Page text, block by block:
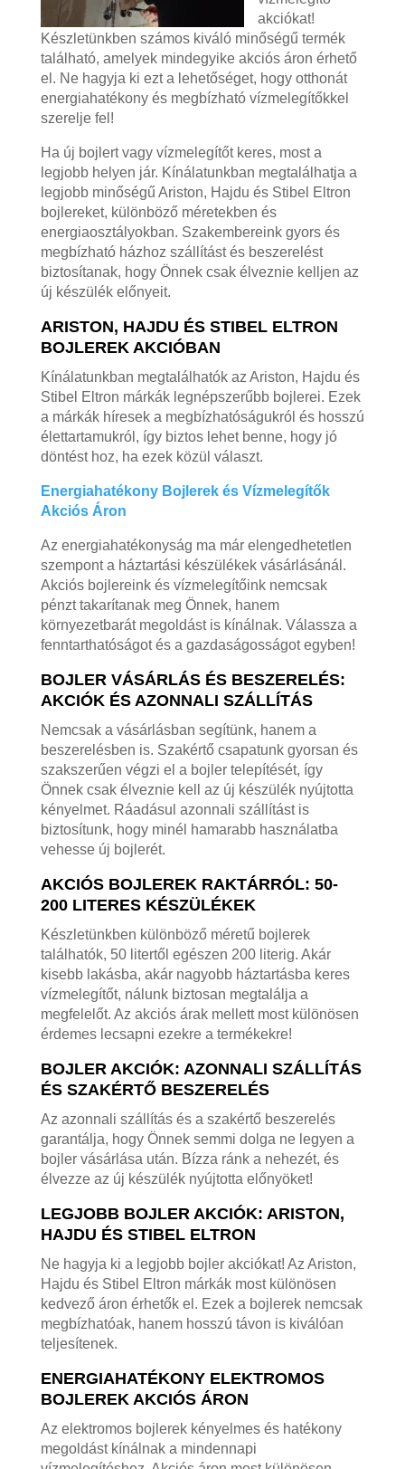
akciókat!
Készletünkben számos kiváló minőségű termék
található, amelyek mindegyike akciós áron érhető
el. Ne hagyja ki ezt a lehetőséget, hogy otthonát
energiahatékony és megbízható vízmelegítőkkel
szerelje fel!
Ha új bojlert vagy vízmelegítőt keres, most a
legjobb helyen jár. Kínálatunkban megtalálhatja a
legjobb minőségű Ariston, Hajdu és Stibel Eltron
bojlereket, különböző méretekben és
energiaosztályokban. Szakembereink gyors és
megbízható házhoz szállítást és beszerelést
biztosítanak, hogy Önnek csak élveznie kelljen az
új készülék előnyeit.
ARISTON, HAJDU ÉS STIBEL ELTRON
BOJLEREK AKCIÓBAN
Kínálatunkban megtalálhatók az Ariston, Hajdu és
Stibel Eltron márkák legnépszerűbb bojlerei. Ezek
a márkák híresek a megbízhatóságukról és hosszú
élettartamukról, így biztos lehet benne, hogy jó
döntést hoz, ha ezek közül választ.
Energiahatékony Bojlerek és Vízmelegítők
Akciós Áron
Az energiahatékonyság ma már elengedhetetlen
szempont a háztartási készülékek vásárlásánál.
Akciós bojlereink és vízmelegítőink nemcsak
pénzt takarítanak meg Önnek, hanem
környezetbarát megoldást is kínálnak. Válassza a
fenntarthatóságot és a gazdaságosságot egyben!
BOJLER VÁSÁRLÁS ÉS BESZERELÉS:
AKCIÓK ÉS AZONNALI SZÁLLÍTÁS
Nemcsak a vásárlásban segítünk, hanem a
beszerelésben is. Szakértő csapatunk gyorsan és
szakszerűen végzi el a bojler telepítését, így
Önnek csak élveznie kell az új készülék nyújtotta
kényelmet. Ráadásul azonnali szállítást is
biztosítunk, hogy minél hamarabb használatba
vehesse új bojlerét.
AKCIÓS BOJLEREK RAKTÁRRÓL: 50-
200 LITERES KÉSZÜLÉKEK
Készletünkben különböző méretű bojlerek
találhatók, 50 litertől egészen 200 literig. Akár
kisebb lakásba, akár nagyobb háztartásba keres
vízmelegítőt, nálunk biztosan megtalálja a
megfelelőt. Az akciós árak mellett most különösen
érdemes lecsapni ezekre a termékekre!
BOJLER AKCIÓK: AZONNALI SZÁLLÍTÁS
ÉS SZAKÉRTŐ BESZERELÉS
Az azonnali szállítás és a szakértő beszerelés
garantálja, hogy Önnek semmi dolga ne legyen a
bojler vásárlása után. Bízza ránk a nehezét, és
élvezze az új készülék nyújtotta előnyöket!
LEGJOBB BOJLER AKCIÓK: ARISTON,
HAJDU ÉS STIBEL ELTRON
Ne hagyja ki a legjobb bojler akciókat! Az Ariston,
Hajdu és Stibel Eltron márkák most különösen
kedvező áron érhetők el. Ezek a bojlerek nemcsak
megbízhatóak, hanem hosszú távon is kiválóan
teljesítenek.
ENERGIAHATÉKONY ELEKTROMOS
BOJLEREK AKCIÓS ÁRON
Az elektromos bojlerek kényelmes és hatékony
megoldást kínálnak a mindennapi